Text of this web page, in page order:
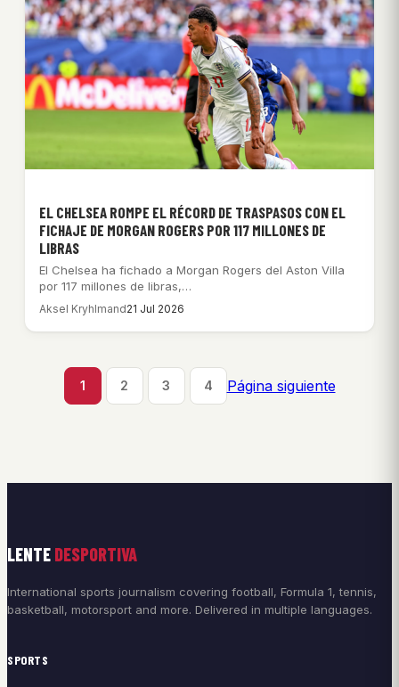
EL CHELSEA ROMPE EL RÉCORD DE TRASPASOS CON EL
FICHAJE DE MORGAN ROGERS POR 117 MILLONES DE
LIBRAS
El Chelsea ha fichado a Morgan Rogers del Aston Villa
por 117 millones de libras,…
Aksel Kryhlmand21 Jul 2026
1 2 3 4 Página siguiente
LENTE DESPORTIVA
International sports journalism covering football, Formula 1, tennis,
basketball, motorsport and more. Delivered in multiple languages.
SPORTS